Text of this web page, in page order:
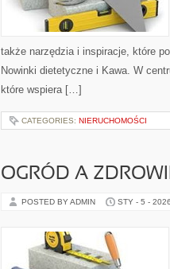
także narzędzia i inspiracje, które
Nowinki dietetyczne i Kawa. W
które wspiera […]
CATEGORIES: NIERUCHOMOŚCI
OGRÓD A
POSTED BY ADMIN STY - 5 - 2026